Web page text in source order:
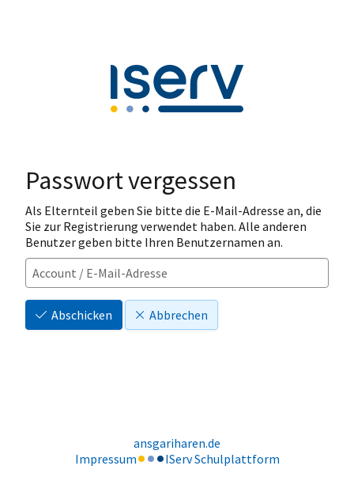
Passwort vergessen
Als Elternteil geben Sie bitte die E-Mail-Adresse an, die
Sie zur Registrierung verwendet haben. Alle anderen
Benutzer geben bitte Ihren Benutzernamen an.
Abschicken Abbrechen
ansgariharen.de
Impressum
IServ Schulplattform